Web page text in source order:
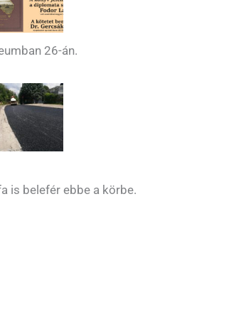
26-án.
is belefér ebbe a körbe.